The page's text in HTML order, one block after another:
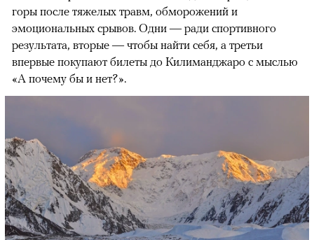
горы после тяжелых травм, обморожений и
эмоциональных срывов. Одни — ради спортивного
результата, вторые — чтобы найти себя, а третьи
впервые покупают билеты до Килиманджаро с мыслью
«А почему бы и нет?».